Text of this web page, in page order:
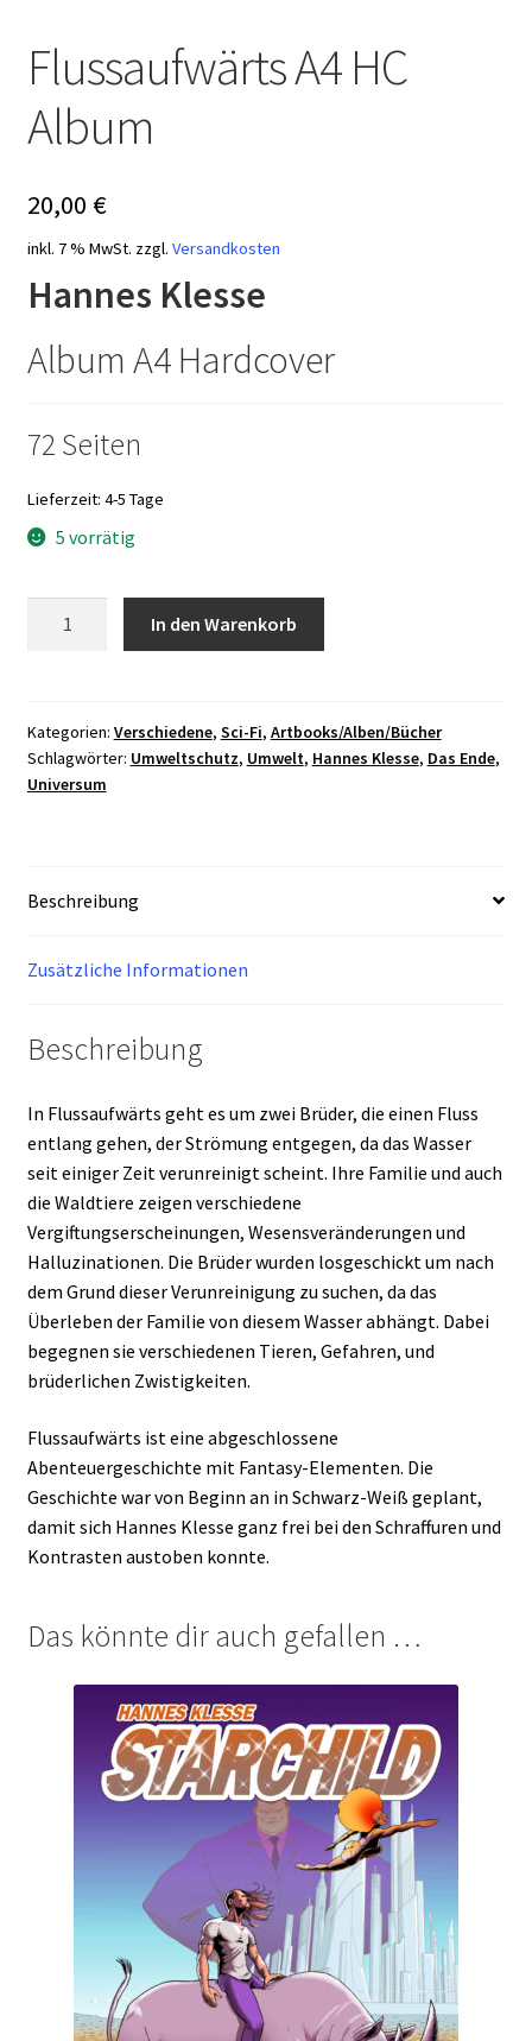
Flussaufwärts A4 HC
Album
20,00 €
inkl. 7 % MwSt. zzgl. Versandkosten
Hannes Klesse
Album A4 Hardcover
72 Seiten
Lieferzeit: 4-5 Tage
5 vorrätig
Menge
In den Warenkorb
Kategorien: Verschiedene, Sci-Fi, Artbooks/Alben/Bücher
Schlagwörter: Umweltschutz, Umwelt, Hannes Klesse, Das Ende,
Universum
Beschreibung
Zusätzliche Informationen
Beschreibung
In Flussaufwärts geht es um zwei Brüder, die einen Fluss
entlang gehen, der Strömung entgegen, da das Wasser
seit einiger Zeit verunreinigt scheint. Ihre Familie und auch
die Waldtiere zeigen verschiedene
Vergiftungserscheinungen, Wesensveränderungen und
Halluzinationen. Die Brüder wurden losgeschickt um nach
dem Grund dieser Verunreinigung zu suchen, da das
Überleben der Familie von diesem Wasser abhängt. Dabei
begegnen sie verschiedenen Tieren, Gefahren, und
brüderlichen Zwistigkeiten.
Flussaufwärts ist eine abgeschlossene
Abenteuergeschichte mit Fantasy-Elementen. Die
Geschichte war von Beginn an in Schwarz-Weiß geplant,
damit sich Hannes Klesse ganz frei bei den Schraffuren und
Kontrasten austoben konnte.
Das könnte dir auch gefallen …